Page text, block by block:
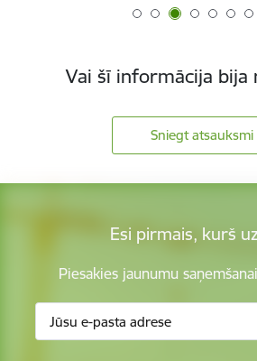
Vai šī informācija bija
Sniegt atsauksmi
Esi pirmais, kurš
Piesakies jaunumu